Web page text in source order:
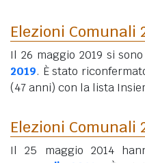
Elezioni Comunali
Il 26 maggio 2019 si
2019. È stato
(47 anni) con la lista
Elezioni Comunali
Il 25 maggio 2014